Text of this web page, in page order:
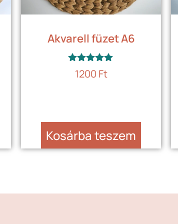
Akvarell füzet A6
Értékelés:
5.00
1200 Ft
Kosárba teszem